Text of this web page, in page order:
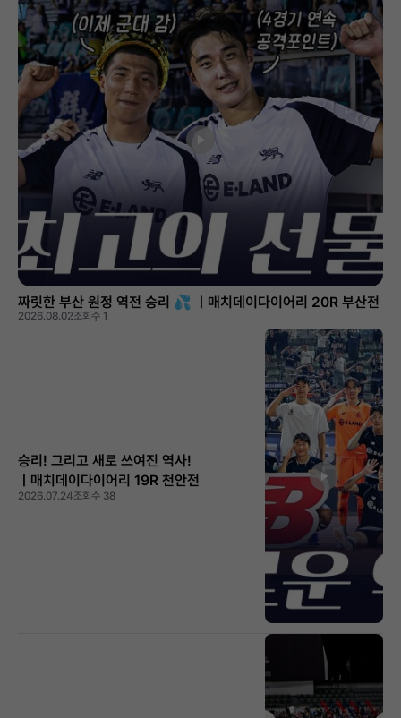
짜릿한 부산 원정 역전 승리 💦 ㅣ매치데이다이어리 20R 부산전
2026.08.02조회수 1
승리! 그리고 새로 쓰여진 역사!
ㅣ매치데이다이어리 19R 천안전
2026.07.24조회수 38